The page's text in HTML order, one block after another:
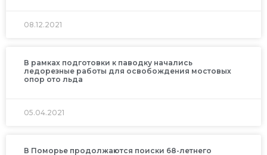
08.12.2021
В рамках подготовки к паводку начались
ледорезные работы для освобождения мостовых
опор ото льда
05.04.2021
В Поморье продолжаются поиски 68-летнего